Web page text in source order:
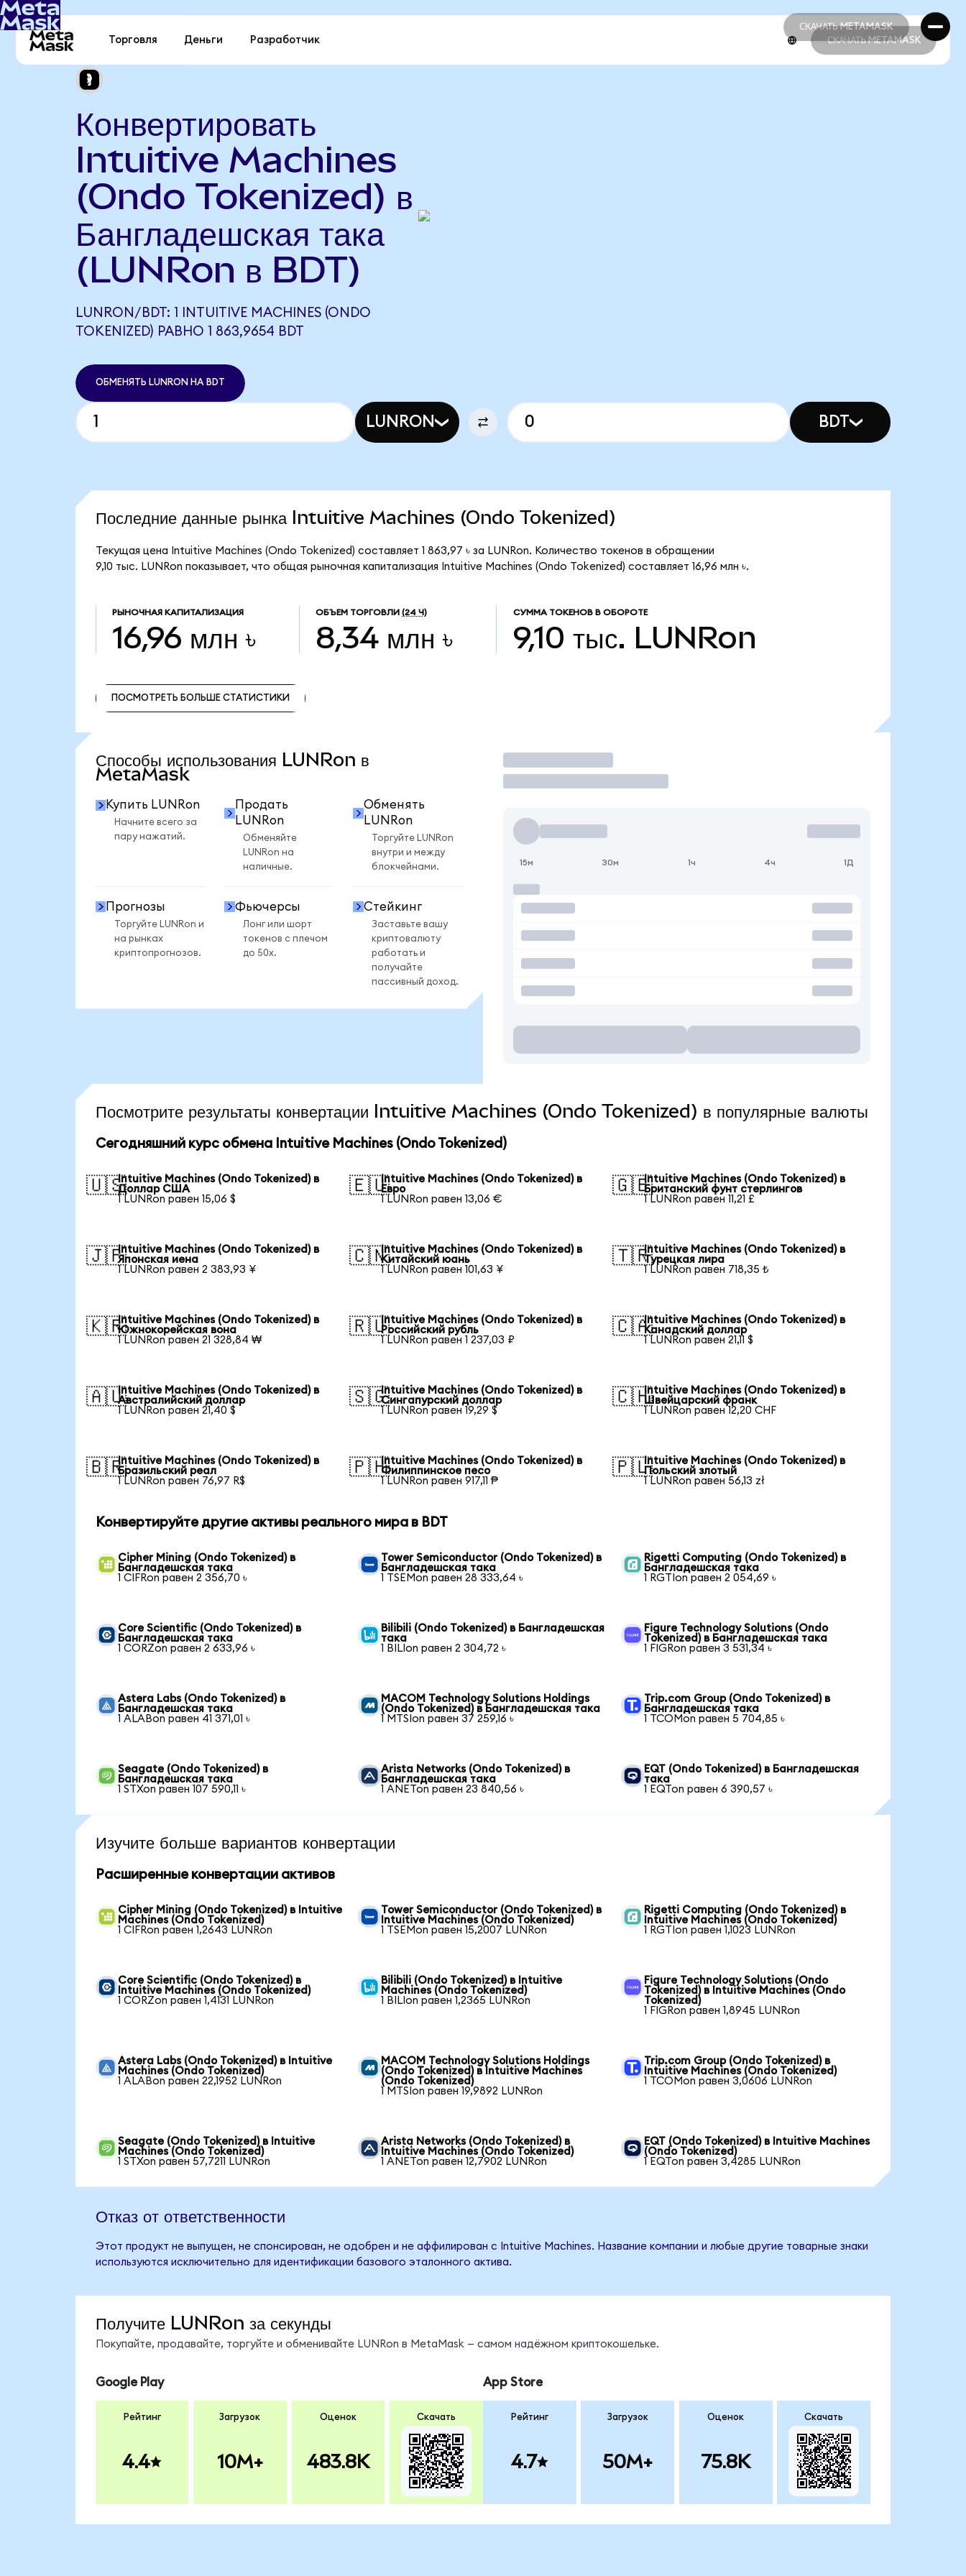
СКАЧАТЬ METAMASK
СКАЧАТЬ METAMASK
Торговля Деньги Разработчик СКАЧАТЬ METAMASK
Конвертировать
Intuitive Machines
(Ondo Tokenized) в
Бангладешская така
(LUNRon в BDT)
LUNRON/BDT: 1 INTUITIVE MACHINES (ONDO
TOKENIZED) РАВНО 1 863,9654 BDT
ОБМЕНЯТЬ LUNRON НА BDT
LUNRON BDT
Последние данные рынка Intuitive Machines (Ondo Tokenized)
Текущая цена Intuitive Machines (Ondo Tokenized) составляет 1 863,97 ৳ за LUNRon. Количество токенов в обращении
9,10 тыс. LUNRon показывает, что общая рыночная капитализация Intuitive Machines (Ondo Tokenized) составляет 16,96 млн ৳.
РЫНОЧНАЯ КАПИТАЛИЗАЦИЯ
16,96 млн ৳
ОБЪЕМ ТОРГОВЛИ (24 Ч)
8,34 млн ৳
СУММА ТОКЕНОВ В ОБОРОТЕ
9,10 тыс. LUNRon
ПОСМОТРЕТЬ БОЛЬШЕ СТАТИСТИКИ
Способы использования LUNRon в
MetaMask
Купить LUNRon
Начните всего за
пару нажатий.
Продать
LUNRon
Обменяйте
LUNRon на
наличные.
Обменять
LUNRon
Торгуйте LUNRon
внутри и между
блокчейнами.
Прогнозы
Торгуйте LUNRon и
на рынках
криптопрогнозов.
Фьючерсы
Лонг или шорт
токенов с плечом
до 50x.
Стейкинг
Заставьте вашу
криптовалюту
работать и
получайте
пассивный доход.
Торговать
15м 30м 1ч 4ч 1Д
Посмотрите результаты конвертации Intuitive Machines (Ondo Tokenized) в популярные валюты
Сегодняшний курс обмена Intuitive Machines (Ondo Tokenized)
🇺🇸Intuitive Machines (Ondo Tokenized) в
Доллар США
1 LUNRon равен 15,06 $
🇪🇺Intuitive Machines (Ondo Tokenized) в
Евро
1 LUNRon равен 13,06 €
🇬🇧Intuitive Machines (Ondo Tokenized) в
Британский фунт стерлингов
1 LUNRon равен 11,21 £
🇯🇵Intuitive Machines (Ondo Tokenized) в
Японская иена
1 LUNRon равен 2 383,93 ¥
🇨🇳Intuitive Machines (Ondo Tokenized) в
Китайский юань
1 LUNRon равен 101,63 ¥
🇹🇷Intuitive Machines (Ondo Tokenized) в
Турецкая лира
1 LUNRon равен 718,35 ₺
🇰🇷Intuitive Machines (Ondo Tokenized) в
Южнокорейская вона
1 LUNRon равен 21 328,84 ₩
🇷🇺Intuitive Machines (Ondo Tokenized) в
Российский рубль
1 LUNRon равен 1 237,03 ₽
🇨🇦Intuitive Machines (Ondo Tokenized) в
Канадский доллар
1 LUNRon равен 21,11 $
🇦🇺Intuitive Machines (Ondo Tokenized) в
Австралийский доллар
1 LUNRon равен 21,40 $
🇸🇬Intuitive Machines (Ondo Tokenized) в
Сингапурский доллар
1 LUNRon равен 19,29 $
🇨🇭Intuitive Machines (Ondo Tokenized) в
Швейцарский франк
1 LUNRon равен 12,20 CHF
🇧🇷Intuitive Machines (Ondo Tokenized) в
Бразильский реал
1 LUNRon равен 76,97 R$
🇵🇭Intuitive Machines (Ondo Tokenized) в
Филиппинское песо
1 LUNRon равен 917,11 ₱
🇵🇱Intuitive Machines (Ondo Tokenized) в
Польский злотый
1 LUNRon равен 56,13 zł
Конвертируйте другие активы реального мира в BDT
Cipher Mining (Ondo Tokenized) в
Бангладешская така
1 CIFRon равен 2 356,70 ৳
Tower Semiconductor (Ondo Tokenized) в
Бангладешская така
1 TSEMon равен 28 333,64 ৳
Rigetti Computing (Ondo Tokenized) в
Бангладешская така
1 RGTIon равен 2 054,69 ৳
Core Scientific (Ondo Tokenized) в
Бангладешская така
1 CORZon равен 2 633,96 ৳
Bilibili (Ondo Tokenized) в Бангладешская
така
1 BILIon равен 2 304,72 ৳
Figure Technology Solutions (Ondo
Tokenized) в Бангладешская така
1 FIGRon равен 3 531,34 ৳
Astera Labs (Ondo Tokenized) в
Бангладешская така
1 ALABon равен 41 371,01 ৳
MACOM Technology Solutions Holdings
(Ondo Tokenized) в Бангладешская така
1 MTSIon равен 37 259,16 ৳
Trip.com Group (Ondo Tokenized) в
Бангладешская така
1 TCOMon равен 5 704,85 ৳
Seagate (Ondo Tokenized) в
Бангладешская така
1 STXon равен 107 590,11 ৳
Arista Networks (Ondo Tokenized) в
Бангладешская така
1 ANETon равен 23 840,56 ৳
EQT (Ondo Tokenized) в Бангладешская
така
1 EQTon равен 6 390,57 ৳
Изучите больше вариантов конвертации
Расширенные конвертации активов
Cipher Mining (Ondo Tokenized) в Intuitive
Machines (Ondo Tokenized)
1 CIFRon равен 1,2643 LUNRon
Tower Semiconductor (Ondo Tokenized) в
Intuitive Machines (Ondo Tokenized)
1 TSEMon равен 15,2007 LUNRon
Rigetti Computing (Ondo Tokenized) в
Intuitive Machines (Ondo Tokenized)
1 RGTIon равен 1,1023 LUNRon
Core Scientific (Ondo Tokenized) в
Intuitive Machines (Ondo Tokenized)
1 CORZon равен 1,4131 LUNRon
Bilibili (Ondo Tokenized) в Intuitive
Machines (Ondo Tokenized)
1 BILIon равен 1,2365 LUNRon
Figure Technology Solutions (Ondo
Tokenized) в Intuitive Machines (Ondo
Tokenized)
1 FIGRon равен 1,8945 LUNRon
Astera Labs (Ondo Tokenized) в Intuitive
Machines (Ondo Tokenized)
1 ALABon равен 22,1952 LUNRon
MACOM Technology Solutions Holdings
(Ondo Tokenized) в Intuitive Machines
(Ondo Tokenized)
1 MTSIon равен 19,9892 LUNRon
Trip.com Group (Ondo Tokenized) в
Intuitive Machines (Ondo Tokenized)
1 TCOMon равен 3,0606 LUNRon
Seagate (Ondo Tokenized) в Intuitive
Machines (Ondo Tokenized)
1 STXon равен 57,7211 LUNRon
Arista Networks (Ondo Tokenized) в
Intuitive Machines (Ondo Tokenized)
1 ANETon равен 12,7902 LUNRon
EQT (Ondo Tokenized) в Intuitive Machines
(Ondo Tokenized)
1 EQTon равен 3,4285 LUNRon
Отказ от ответственности
Этот продукт не выпущен, не спонсирован, не одобрен и не аффилирован с Intuitive Machines. Название компании и любые другие товарные знаки
используются исключительно для идентификации базового эталонного актива.
Получите LUNRon за секунды
Покупайте, продавайте, торгуйте и обменивайте LUNRon в MetaMask — самом надёжном криптокошельке.
Google Play
Рейтинг
4.4
Загрузок
10M+
Оценок
483.8K
Скачать
App Store
Рейтинг
4.7
Загрузок
50M+
Оценок
75.8K
Скачать